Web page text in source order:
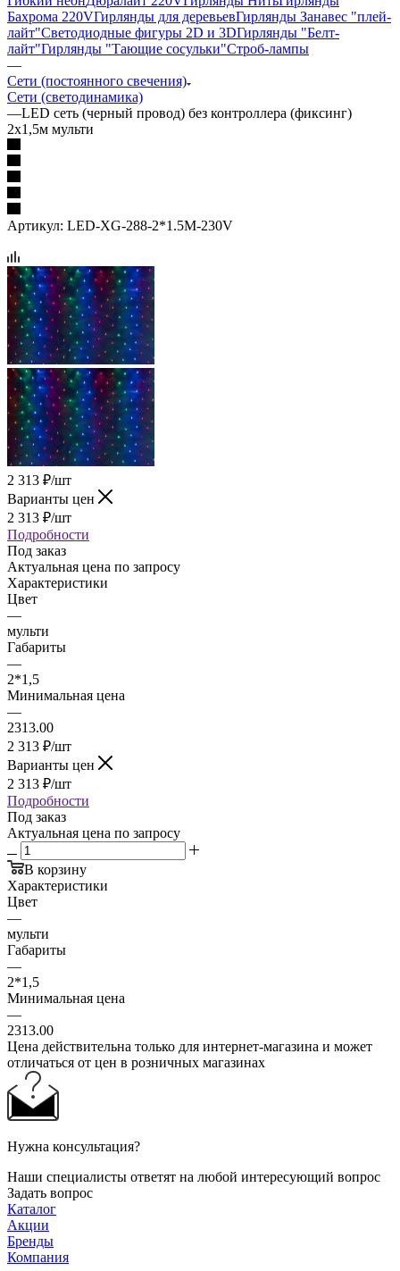
Бахрома 220VГирлянды для деревьевГирлянды Занавес "плей-
лайт"Светодиодные фигуры 2D и 3DГирлянды "Белт-
лайт"Гирлянды "Тающие сосульки"Строб-лампы
—
Сети (постоянного свечения)
Сети (светодинамика)
—LED сеть (черный провод) без контроллера (фиксинг)
2х1,5м мульти
Артикул: LED-XG-288-2*1.5M-230V
2 313 ₽/шт
Варианты цен
2 313 ₽/шт
Подробности
Под заказ
Актуальная цена по запросу
Характеристики
Цвет
—
мульти
Габариты
—
2*1,5
Минимальная цена
—
2313.00
2 313 ₽/шт
Варианты цен
2 313 ₽/шт
Подробности
Под заказ
Актуальная цена по запросу
В корзину
Характеристики
Цвет
—
мульти
Габариты
—
2*1,5
Минимальная цена
—
2313.00
Цена действительна только для интернет-магазина и может
отличаться от цен в розничных магазинах
Нужна консультация?
Наши специалисты ответят на любой интересующий вопрос
Задать вопрос
Каталог
Акции
Бренды
Компания